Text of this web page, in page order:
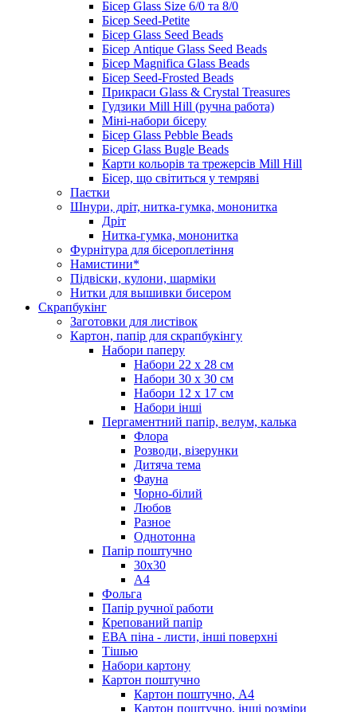
Бісер Glass Size 6/0 та 8/0
Бісер Seed-Petite
Бісер Glass Seed Beads
Бісер Antique Glass Seed Beads
Бісер Magnifica Glass Beads
Бісер Seed-Frosted Beads
Прикраси Glass & Crystal Treasures
Гудзики Mill Hill (ручна работа)
Міні-набори бісеру
Бісер Glass Pebble Beads
Бісер Glass Bugle Beads
Карти кольорів та трежерсів Mill Hill
Бісер, що світиться у темряві
Паєтки
Шнури, дріт, нитка-гумка, мононитка
Дріт
Нитка-гумка, мононитка
Фурнітура для бісероплетіння
Намистини*
Підвіски, кулони, шарміки
Нитки для вышивки бисером
Скрапбукінг
Заготовки для листівок
Картон, папір для скрапбукінгу
Набори паперу
Набори 22 х 28 см
Набори 30 х 30 см
Набори 12 х 17 см
Набори інші
Пергаментний папір, велум, калька
Флора
Розводи, візерунки
Дитяча тема
Фауна
Чорно-білий
Любов
Разное
Однотонна
Папір поштучно
30х30
А4
Фольга
Папір ручної работи
Крепований папір
ЕВА піна - листи, інші поверхні
Тішью
Набори картону
Картон поштучно
Картон поштучно, А4
Картон поштучно, інші розміри